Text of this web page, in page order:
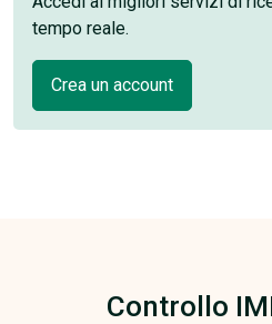
tempo reale.
Crea un account
Controllo